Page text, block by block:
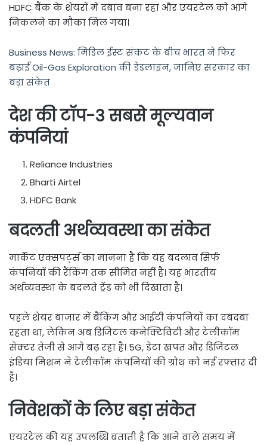
HDFC बैंक के शेयरों में दबाव बना रहा और एयरटेल को आगे
निकलने का मौका मिल गया।
Business News: मिडिल ईस्ट संकट के बीच भारत ने फिर
बढ़ाई Oil-Gas Exploration की डेडलाइन, जानिए सरकार का
बड़ा संकेत
देश की टॉप-3 सबसे मूल्यवान
कंपनियां
Reliance Industries
Bharti Airtel
HDFC Bank
बदलती अर्थव्यवस्था का संकेत
मार्केट एक्सपर्ट्स का मानना है कि यह बदलाव सिर्फ
कंपनियों की रैंकिंग तक सीमित नहीं है। यह भारतीय
अर्थव्यवस्था के बदलते ट्रेंड को भी दिखाता है।
पहले शेयर बाजार में बैंकिंग और आईटी कंपनियों का दबदबा
रहता था, लेकिन अब डिजिटल कनेक्टिविटी और टेलीकॉम
सेक्टर तेजी से आगे बढ़ रहा है। 5G, डेटा खपत और डिजिटल
इंडिया मिशन ने टेलीकॉम कंपनियों की ग्रोथ को नई रफ्तार दी
है।
निवेशकों के लिए बड़ा संकेत
एयरटेल की यह उपलब्धि बताती है कि आने वाले समय में